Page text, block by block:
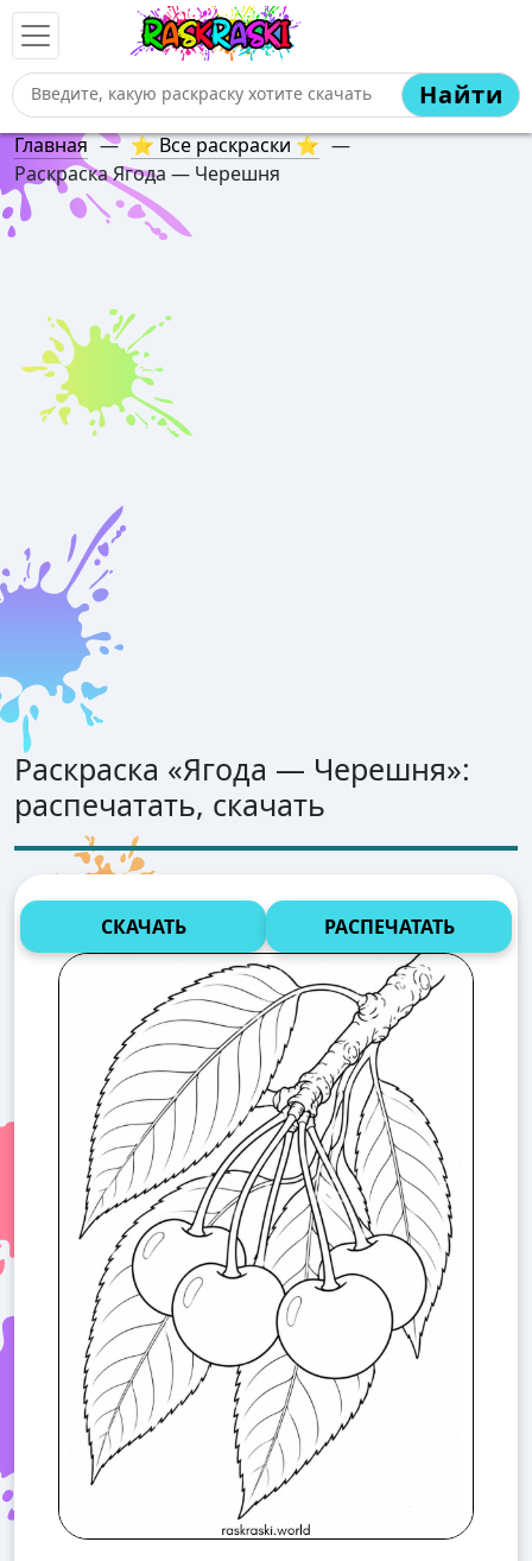
Найти
Главная — ⭐ Все раскраски ⭐ —
Раскраска Ягода — Черешня
Раскраска «Ягода — Черешня»:
распечатать, скачать
СКАЧАТЬ РАСПЕЧАТАТЬ